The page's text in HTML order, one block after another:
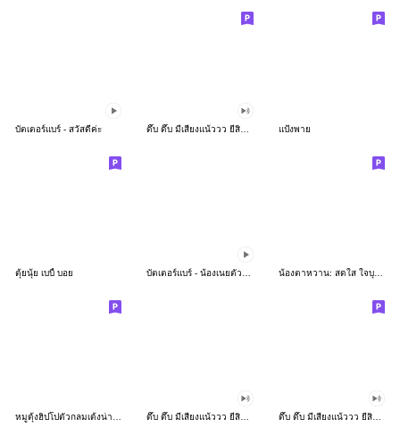
บัตเตอร์แบร์ - สวัสดีค่ะ แป้งพาย
ตุ้ยนุ้ย เบบี้ บอย น้องตาหวาน: สดใส ใจบุญ (สีพาสเทล)
หมูดุ้งฮิปโปตัวกลมเด้งน่ารัก ดึ๊บ ดึ๊บ มีเสียงแน้ววว ยี่สิบเจ็ด ดึ๊บ ดึ๊บ มีเสียงแน้ววว ยี่สิบหก